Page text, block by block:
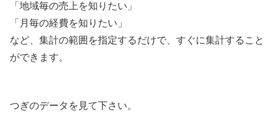
「地域毎の売上を知りたい」
「月毎の経費を知りたい」
など、集計の範囲を指定するだけで、すぐに集計すること
ができます。
つぎのデータを見て下さい。